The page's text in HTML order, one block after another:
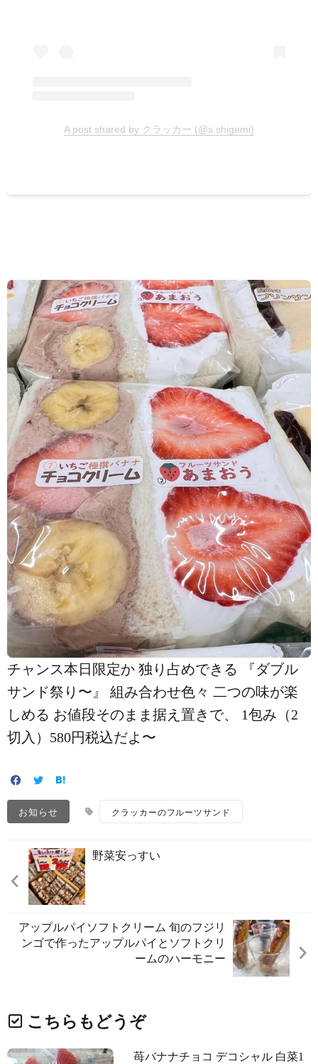
A post shared by クラッカー (@s.shigemi)
チャンス️本日限定か️ 独り占めできる 『ダブル
サンド祭り〜』 組み合わせ色々️ 二つの味が楽
しめる️ お値段そのまま据え置きで、 1包み（2
切入）580円税込だよ〜
お知らせ クラッカーのフルーツサンド
野菜安っすい️
アップルパイソフトクリーム 旬のフジリ
ンゴで作ったアップルパイとソフトクリ
ームのハーモニー️
こちらもどうぞ
苺バナナチョコ️ デコシャル️ 白菜1